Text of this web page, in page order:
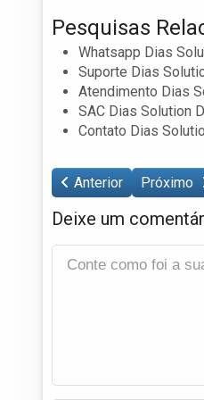
Pesquisas
Whatsapp Dias
Suporte Dias
Atendimento Dias
SAC Dias Solution
Contato Dias
Anterior Próximo
Deixe um